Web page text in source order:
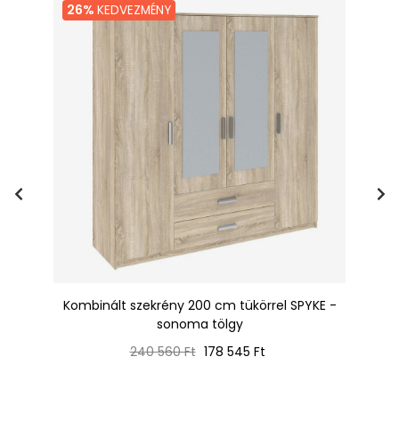
26% KEDVEZMÉNY
Kombinált szekrény 200 cm tükörrel SPYKE -
sonoma tölgy
Normál
240 560 Ft Ár
178 545 Ft